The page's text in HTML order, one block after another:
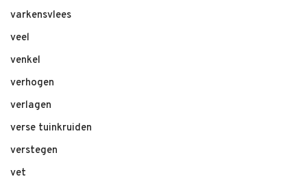
varkensvlees
veel
venkel
verhogen
verlagen
verse tuinkruiden
verstegen
vet